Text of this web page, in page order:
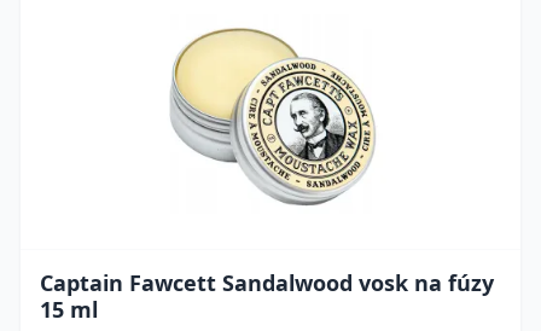
Captain Fawcett Sandalwood vosk na fúzy
15 ml